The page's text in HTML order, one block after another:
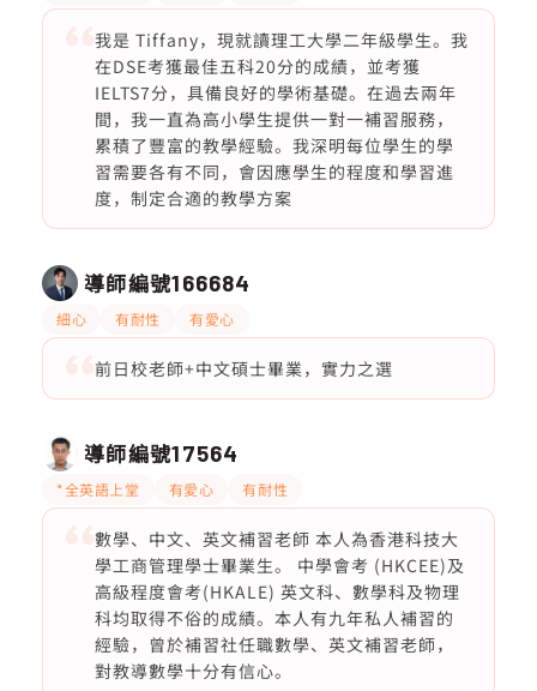
我是 Tiffany，現就讀理工大學二年級學生。我
在DSE考獲最佳五科20分的成績，並考獲
IELTS7分，具備良好的學術基礎。在過去兩年
間，我一直為高小學生提供一對一補習服務，
累積了豐富的教學經驗。我深明每位學生的學
習需要各有不同，會因應學生的程度和學習進
度，制定合適的教學方案
導師編號166684
細心 有耐性 有愛心
前日校老師+中文碩士畢業，實力之選
導師編號17564
*全英語上堂 有愛心 有耐性
數學、中文、英文補習老師 本人為香港科技大
學工商管理學士畢業生。 中學會考 (HKCEE)及
高級程度會考(HKALE) 英文科、數學科及物理
科均取得不俗的成績。本人有九年私人補習的
經驗，曾於補習社任職數學、英文補習老師，
對教導數學十分有信心。